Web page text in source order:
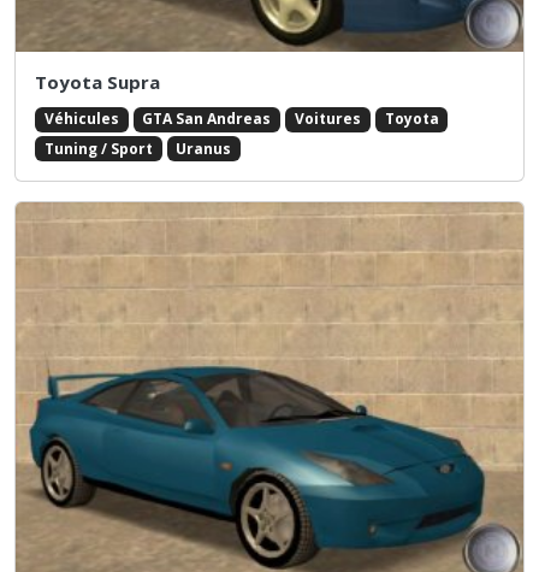
Toyota Supra
Véhicules GTA San Andreas Voitures
Toyota
Tuning / Sport
Uranus